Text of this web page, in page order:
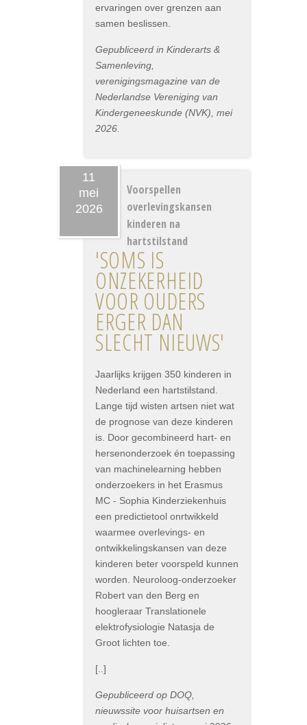
ervaringen over grenzen aan
samen beslissen.
Gepubliceerd in Kinderarts &
Samenleving,
verenigingsmagazine van de
Nederlandse Vereniging van
Kindergeneeskunde (NVK), mei
2026.
11
mei
2026
Voorspellen
overlevingskansen
kinderen na
hartstilstand
'SOMS IS
ONZEKERHEID
VOOR OUDERS
ERGER DAN
SLECHT NIEUWS'
Jaarlijks krijgen 350 kinderen in
Nederland een hartstilstand.
Lange tijd wisten artsen niet wat
de prognose van deze kinderen
is. Door gecombineerd hart- en
hersenonderzoek én toepassing
van machinelearning hebben
onderzoekers in het Erasmus
MC - Sophia Kinderziekenhuis
een predictietool onrtwikkeld
waarmee overlevings- en
ontwikkelingskansen van deze
kinderen beter voorspeld kunnen
worden. Neuroloog-onderzoeker
Robert van den Berg en
hoogleraar Translationele
elektrofysiologie Natasja de
Groot lichten toe.
[..]
Gepubliceerd op DOQ,
nieuwssite voor huisartsen en